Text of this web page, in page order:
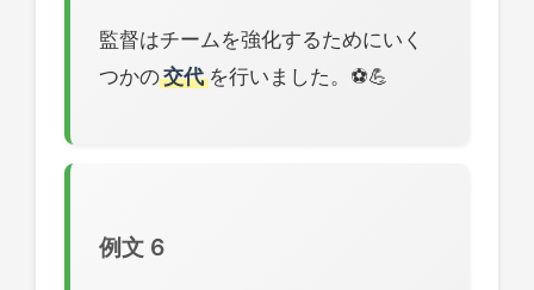
監督はチームを強化するためにいく
つかの交代を行いました。⚽💪
例文 6